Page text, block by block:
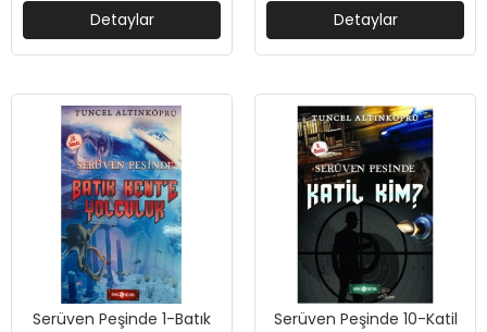
Detaylar Detaylar
Serüven Peşinde 1-Batık
Serüven Peşinde 10-Katil